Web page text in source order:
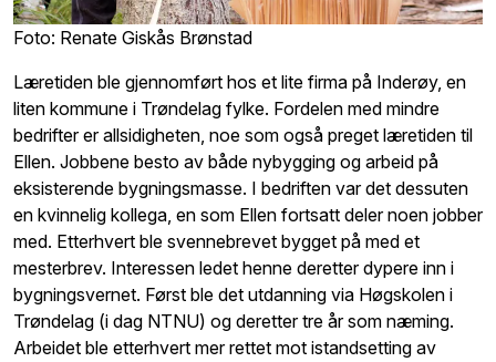
Foto: Renate Giskås Brønstad
Læretiden ble gjennomført hos et lite firma på Inderøy, en
liten kommune i Trøndelag fylke. Fordelen med mindre
bedrifter er allsidigheten, noe som også preget læretiden til
Ellen. Jobbene besto av både nybygging og arbeid på
eksisterende bygningsmasse. I bedriften var det dessuten
en kvinnelig kollega, en som Ellen fortsatt deler noen jobber
med. Etterhvert ble svennebrevet bygget på med et
mesterbrev. Interessen ledet henne deretter dypere inn i
bygningsvernet. Først ble det utdanning via Høgskolen i
Trøndelag (i dag NTNU) og deretter tre år som næming.
Arbeidet ble etterhvert mer rettet mot istandsetting av